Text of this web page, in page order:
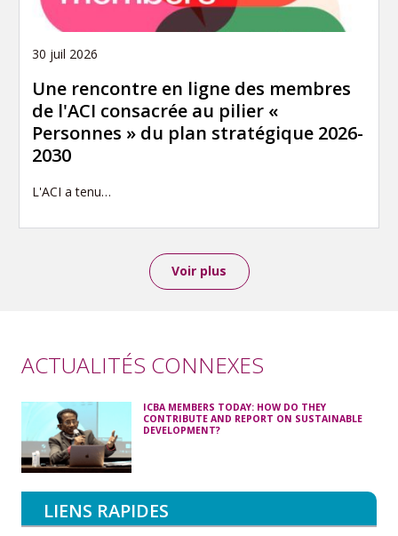
30 juil 2026
Une rencontre en ligne des membres
de l'ACI consacrée au pilier «
Personnes » du plan stratégique 2026-
2030
L'ACI a tenu…
Voir plus
ACTUALITÉS CONNEXES
ICBA MEMBERS TODAY: HOW DO THEY
CONTRIBUTE AND REPORT ON SUSTAINABLE
DEVELOPMENT?
LIENS RAPIDES